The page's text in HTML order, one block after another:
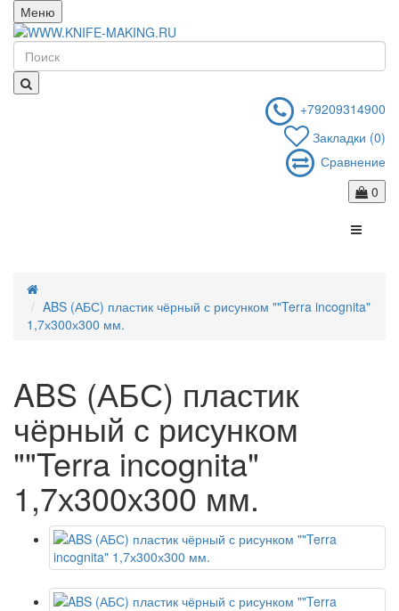
Меню
+79209314900
Закладки (0)
Сравнение
0
ABS (АБС) пластик чёрный с рисунком ""Terra incognita"
1,7х300х300 мм.
ABS (АБС) пластик
чёрный с рисунком
""Terra incognita"
1,7х300х300 мм.